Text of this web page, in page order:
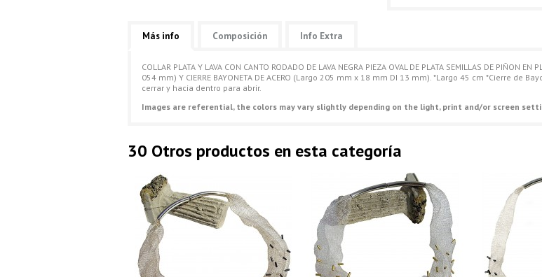
Más info Composición Info Extra
COLLAR PLATA Y LAVA CON CANTO RODADO DE LAVA NEGRA PIEZA OVAL DE PLATA SEMILLAS DE PIÑON
054 mm) Y CIERRE BAYONETA DE ACERO (Largo 205 mm x 18 mm DI 13 mm). *Largo 45 cm *Cierre
cerrar y hacia dentro para abrir.
Images are referential, the colors may vary slightly depending on the light, print and/or screen
30 Otros productos en esta categoría